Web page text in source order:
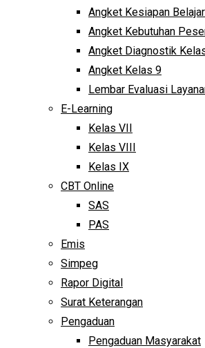
Angket Kesiapan
Angket Kebutuhan
Angket Diagnostik
Angket Kelas 9
Lembar Evaluasi
E-Learning
Kelas VII
Kelas VIII
Kelas IX
CBT Online
SAS
PAS
Emis
Simpeg
Rapor Digital
Surat Keterangan
Pengaduan
Pengaduan Masyarakat